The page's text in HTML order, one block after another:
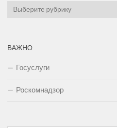
Рубрики
ВАЖНО
Госуслуги
Роскомнадзор